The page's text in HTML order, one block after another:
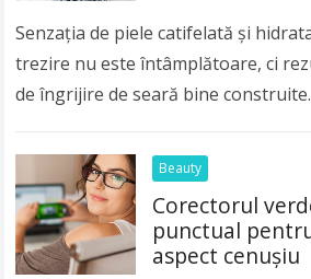
Senzația de piele catifelată și
trezire nu este întâmplătoare, ci
de îngrijire de seară bine
Beauty
Corectorul
punctual
aspect cenușiu